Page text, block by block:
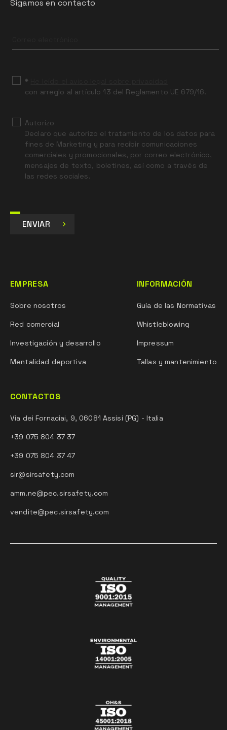
Sigamos en contacto
field
*
con arreglo al artículo 13 del Reglamento UE 679/16.
Autorizo
Declaro que autorizo el tratamiento de los datos para
fines de Marketing y para recibir comunicaciones
comerciales y promocionales, por correo electrónico,
mensajes de texto, boletines, así como a través de
las redes sociales.
ENVIAR
EMPRESA
Sobre nosotros
Red comercial
Investigación y desarrollo
Mentalidad deportiva
INFORMACIÓN
Guía de las Normativas
Whistleblowing
Impressum
Tallas y mantenimiento
CONTACTOS
Via dei Fornaciai, 9, 06081 Assisi (PG) - Italia
+39 075 804 37 37
+39 075 804 37 47
sir@sirsafety.com
amm.ne@pec.sirsafety.com
vendite@pec.sirsafety.com